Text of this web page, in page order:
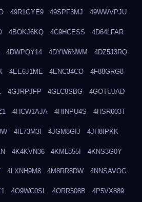
49R1GYE9 49SPF3MJ 49WWVPJU
4BOKJ6KQ 4C9HCESS 4D64LFAR
4DWPQY14 4DYW6NWM 4DZ5J3RQ
4EE6J1ME 4ENC34CO 4F88GRG8
4GJRPJFP 4GLC8SBG 4GOTUJAD
4HCW1AJA 4HINPU4S 4HSR603T
4IL73M3I 4JGM8GIJ 4JH8IPKK
4K4KVN36 4KML855I 4KNS3G0Y
4LXNH9M8 4M8RR8DW 4NNSAVOG
4O9WC0SL 4ORR508B 4P5VX889